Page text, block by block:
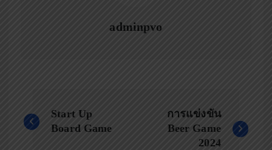
adminpvo
o
Start Up
Board Game
การแข่งขัน
Beer Game
2024